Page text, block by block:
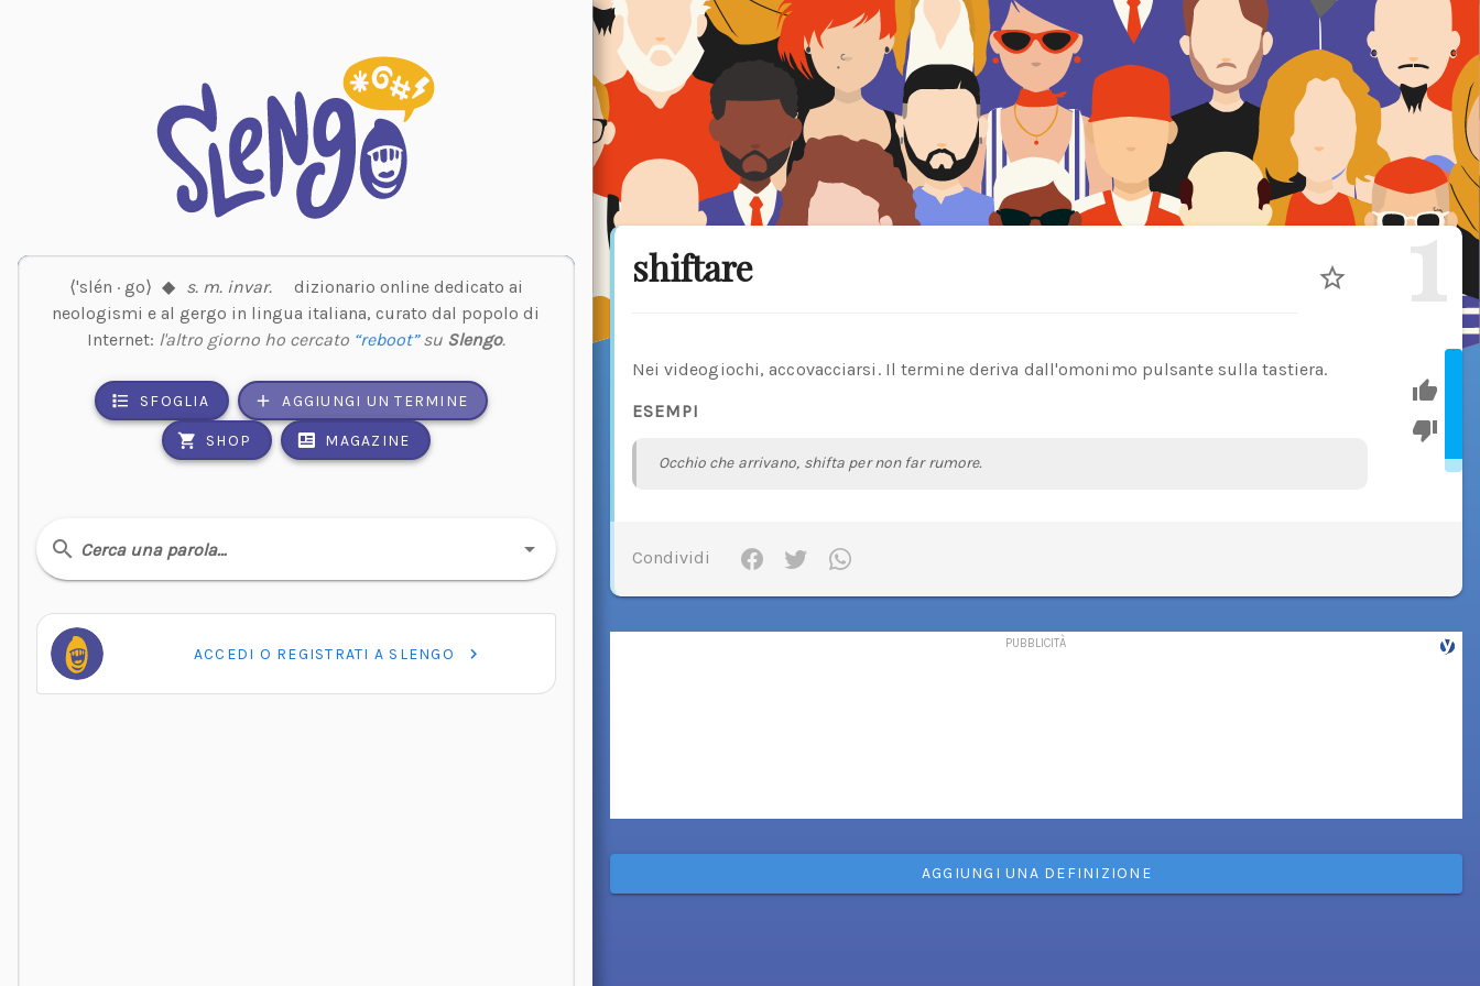
⟨'slén · go⟩ ◆ s. m. invar.
dizionario online dedicato ai
neologismi e al gergo in lingua italiana, curato dal popolo di
Internet: l'altro giorno ho cercato “reboot”su Slengo.
SFOGLIA AGGIUNGI UN TERMINE
SHOP MAGAZINE
Cerca una parola…
ACCEDI O REGISTRATI A SLENGO
shiftare 1
Nei videogiochi, accovacciarsi. Il termine deriva dall'omonimo pulsante sulla tastiera.
ESEMPI
Occhio che arrivano, shifta per non far rumore.
Condividi
AGGIUNGI UNA DEFINIZIONE